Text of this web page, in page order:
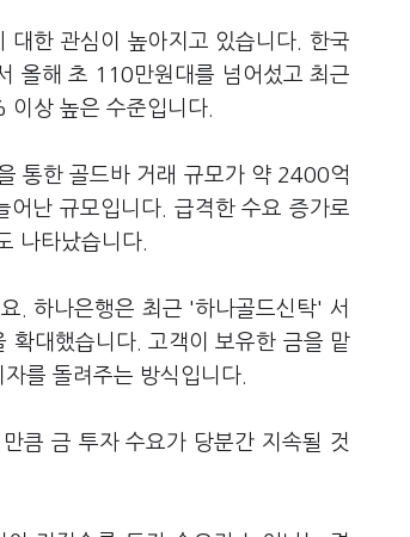
대한 관심이 높아지고 있습니다. 한국
올해 초 110만원대를 넘어섰고 최근
상 높은 수준입니다.
통한 골드바 거래 규모가 약 2400억
난 규모입니다. 급격한 수요 증가로
나타났습니다.
. 하나은행은 최근 '하나골드신탁' 서
대했습니다. 고객이 보유한 금을 맡
를 돌려주는 방식입니다.
큼 금 투자 수요가 당분간 지속될 것